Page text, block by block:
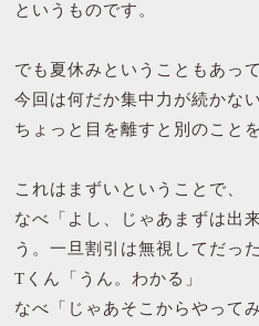
というものです。
でも夏休みということもあって
今回は何だか集中力が続かな
ちょっと目を離すと別のこと
これはまずいということで、
なべ「よし、じゃあまずは出
う。一旦割引は無視してだっ
Tくん「うん。わかる」
なべ「じゃあそこからやって